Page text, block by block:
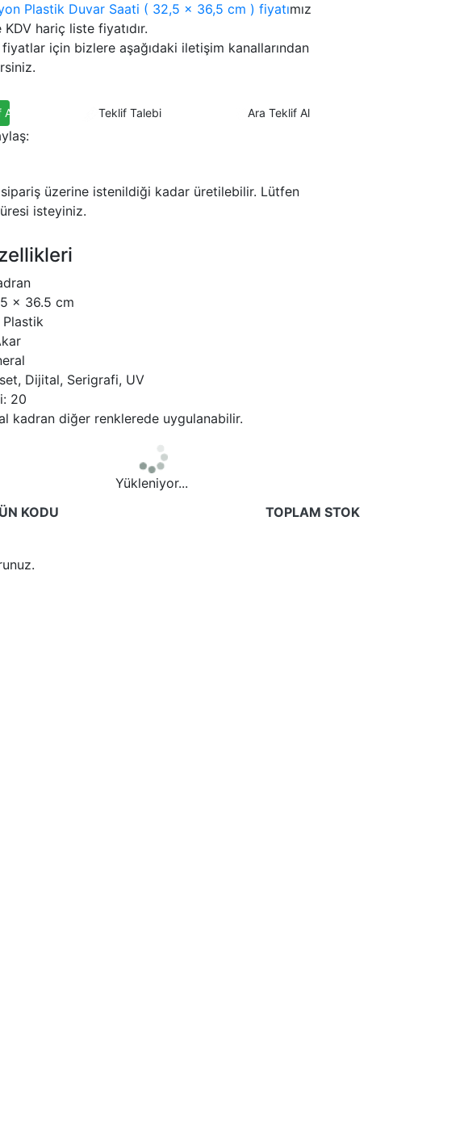
Plastik Duvar Saati ( 32,5 x 36,5 cm ) fiyatımız
KDV hariç liste fiyatıdır.
için bizlere aşağıdaki iletişim kanallarından
Teklif Talebi Ara Teklif Al
üzerine istenildiği kadar üretilebilir. Lütfen
isteyiniz.
x 36.5 cm
Plastik
Dijital, Serigrafi, UV
20
kadran diğer renklerede uygulanabilir.
Yükleniyor...
KODU
TOPLAM STOK